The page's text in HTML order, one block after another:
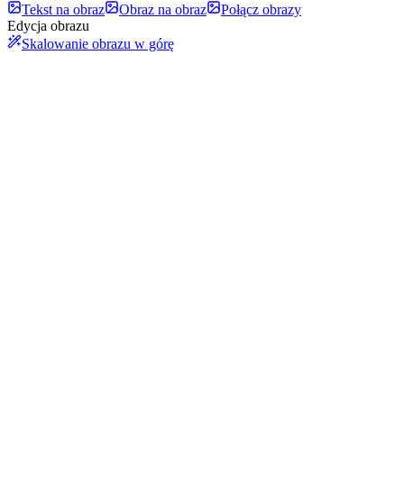
Tekst na obraz
Obraz na obraz
Połącz obrazy
Edycja obrazu
Skalowanie obrazu w górę